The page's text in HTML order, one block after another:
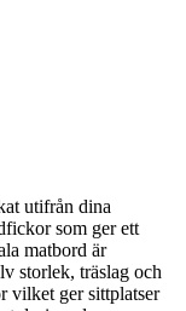
utifrån dina
som ger ett
matbord är
storlek, träslag och
vilket ger sittplatser